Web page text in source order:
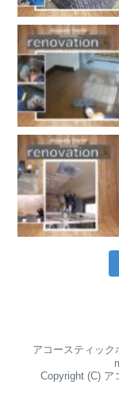
アコースティッ
Copyright (C) ア